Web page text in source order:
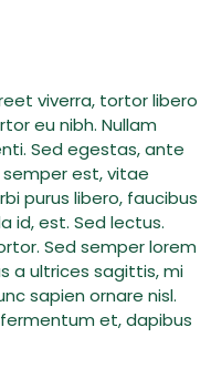
viverra, tortor libero
eu nibh. Nullam
Sed egestas, ante
est, vitae
purus libero, faucibus
id, est. Sed lectus.
Sed semper lorem
a ultrices sagittis, mi
sapien ornare nisl.
et, dapibus